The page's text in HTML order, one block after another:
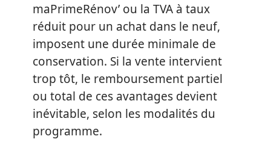
maPrimeRénov’ ou la TVA à taux
réduit pour un achat dans le neuf,
imposent une durée minimale de
conservation. Si la vente intervient
trop tôt, le remboursement partiel
ou total de ces avantages devient
inévitable, selon les modalités du
programme.